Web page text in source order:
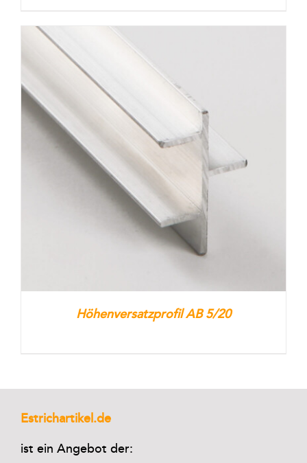
Höhenversatzprofil AB 5/20
Estrichartikel.de
ist ein Angebot der: